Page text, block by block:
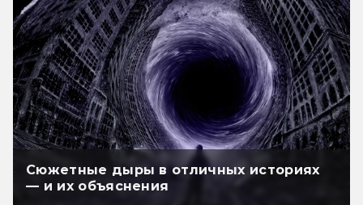
Сюжетные дыры в отличных историях
— и их объяснения